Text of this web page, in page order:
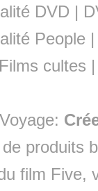
DVD |
People
Films cultes
produits
film Five,